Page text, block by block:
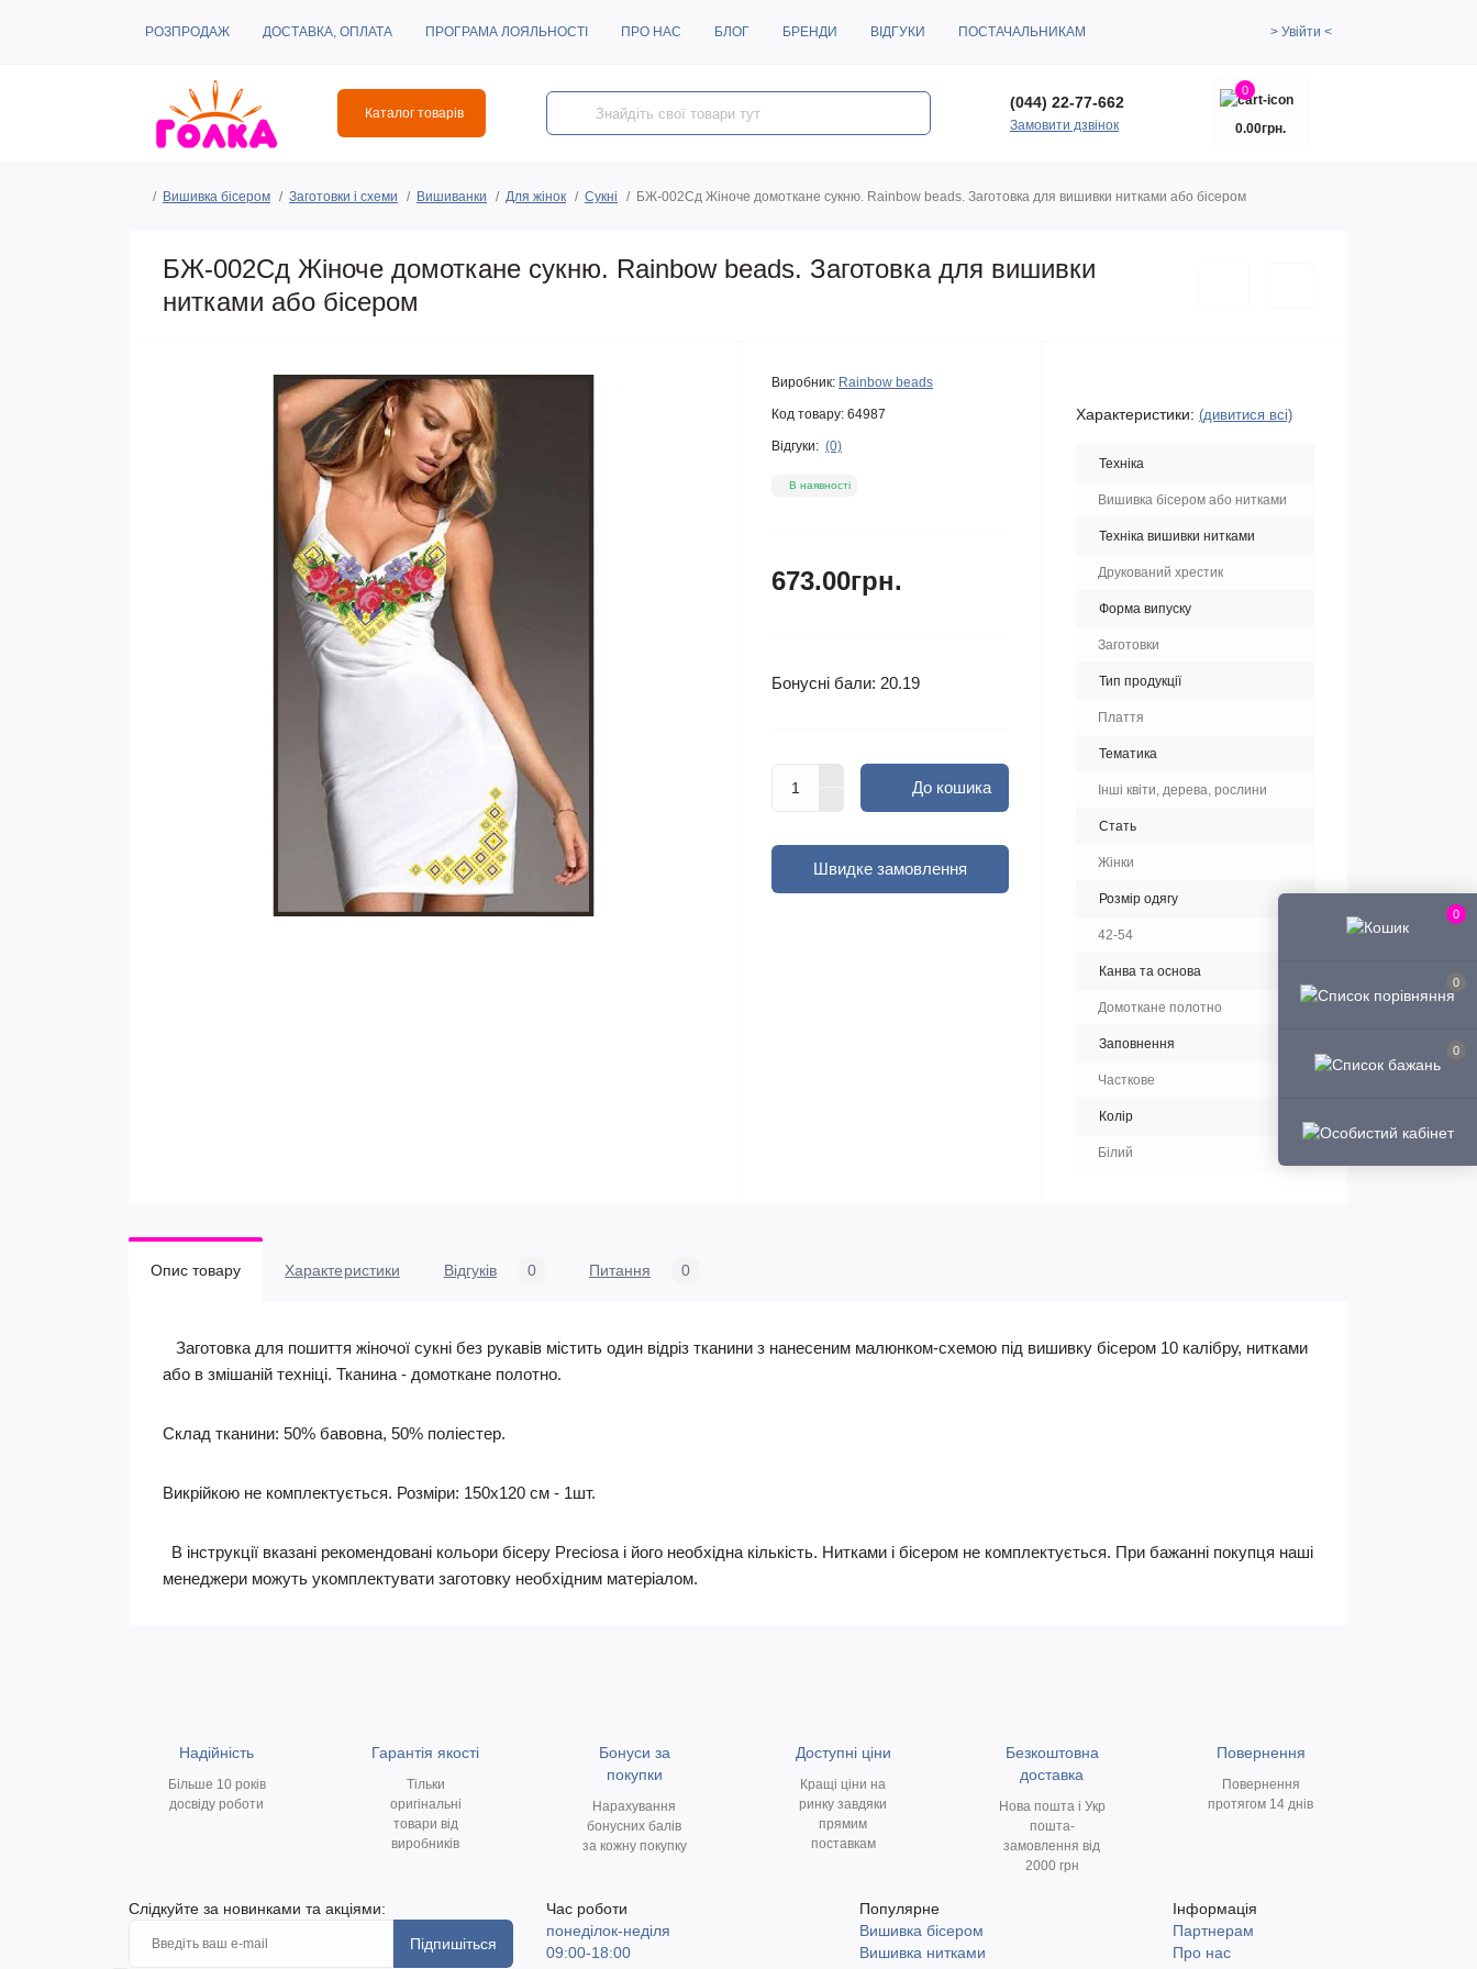
0
0
0
РОЗПРОДАЖ ДОСТАВКА, ОПЛАТА ПРОГРАМА ЛОЯЛЬНОСТІ ПРО НАС БЛОГ БРЕНДИ ВІДГУКИ ПОСТАЧАЛЬНИКАМ > Увійти <
Каталог товарів
(044) 22-77-662
Замовити дзвінок
0
0.00грн.
Вишивка бісером Заготовки і схеми Вишиванки Для жінок Сукні БЖ-002Сд Жіноче домоткане сукню. Rainbow beads. Заготовка для вишивки нитками або бісером
БЖ-002Сд Жіноче домоткане сукню. Rainbow beads. Заготовка для вишивки
нитками або бісером
Виробник: Rainbow beads
Код товару: 64987
Відгуки: (0)
В наявності
673.00грн.
Бонусні бали: 20.19
До кошика
Швидке замовлення
Характеристики: (дивитися всі)
Техніка
Вишивка бісером або нитками
Техніка вишивки нитками
Друкований хрестик
Форма випуску
Заготовки
Тип продукції
Плаття
Тематика
Інші квіти, дерева, рослини
Стать
Жінки
Розмір одягу
42-54
Канва та основа
Домоткане полотно
Заповнення
Часткове
Колір
Білий
Опис товару Характеристики Відгуків 0 Питання 0
Заготовка для пошиття жіночої сукні без рукавів містить один відріз тканини з нанесеним малюнком-схемою під вишивку бісером 10 калібру, нитками
або в змішаній техніці. Тканина - домоткане полотно.
Склад тканини: 50% бавовна, 50% поліестер.
Викрійкою не комплектується. Розміри: 150х120 см - 1шт.
В інструкції вказані рекомендовані кольори бісеру Preciosa і його необхідна кількість. Нитками і бісером не комплектується. При бажанні покупця наші
менеджери можуть укомплектувати заготовку необхідним матеріалом.
Надійність
Більше 10 років
досвіду роботи
Гарантія якості
Тільки
оригінальні
товари від
виробників
Бонуси за
покупки
Нарахування
бонусних балів
за кожну покупку
Доступні ціни
Кращі ціни на
ринку завдяки
прямим
поставкам
Безкоштовна
доставка
Нова пошта і Укр
пошта-
замовлення від
2000 грн
Повернення
Повернення
протягом 14 днів
Слідкуйте за новинками та акціями:
Підпишіться
Час роботи
понеділок-неділя
09:00-18:00
Популярне
Вишивка бісером
Вишивка нитками
Інформація
Партнерам
Про нас